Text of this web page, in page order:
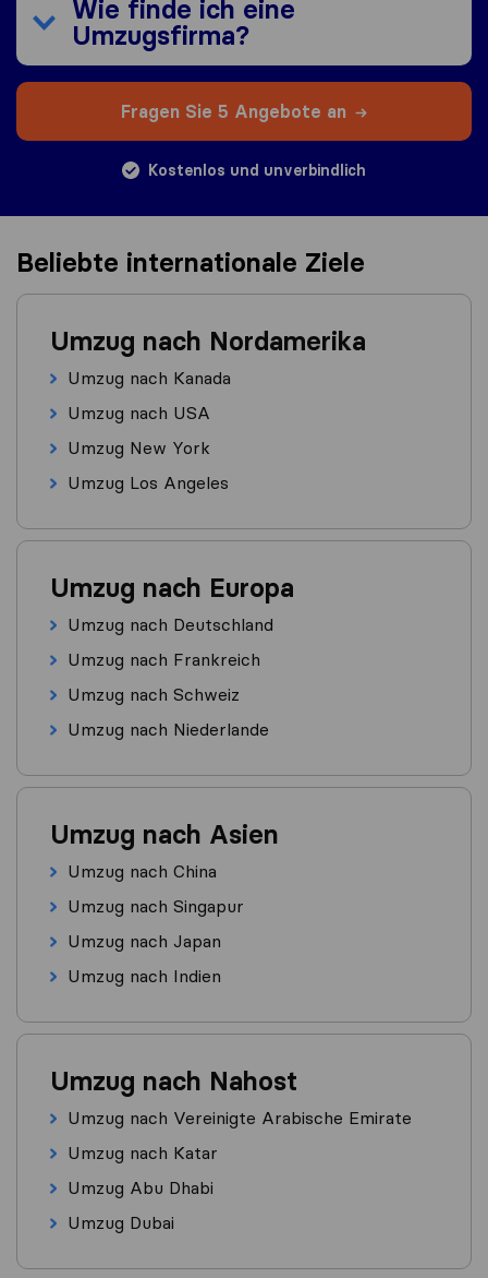
Wie finde ich eine
Umzugsfirma?
Fragen Sie 5 Angebote an
Kostenlos und unverbindlich
Beliebte internationale Ziele
Umzug nach Nordamerika
Umzug nach Kanada
Umzug nach USA
Umzug New York
Umzug Los Angeles
Umzug nach Europa
Umzug nach Deutschland
Umzug nach Frankreich
Umzug nach Schweiz
Umzug nach Niederlande
Umzug nach Asien
Umzug nach China
Umzug nach Singapur
Umzug nach Japan
Umzug nach Indien
Umzug nach Nahost
Umzug nach Vereinigte Arabische Emirate
Umzug nach Katar
Umzug Abu Dhabi
Umzug Dubai